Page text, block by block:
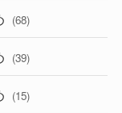
(68)
(39)
(15)